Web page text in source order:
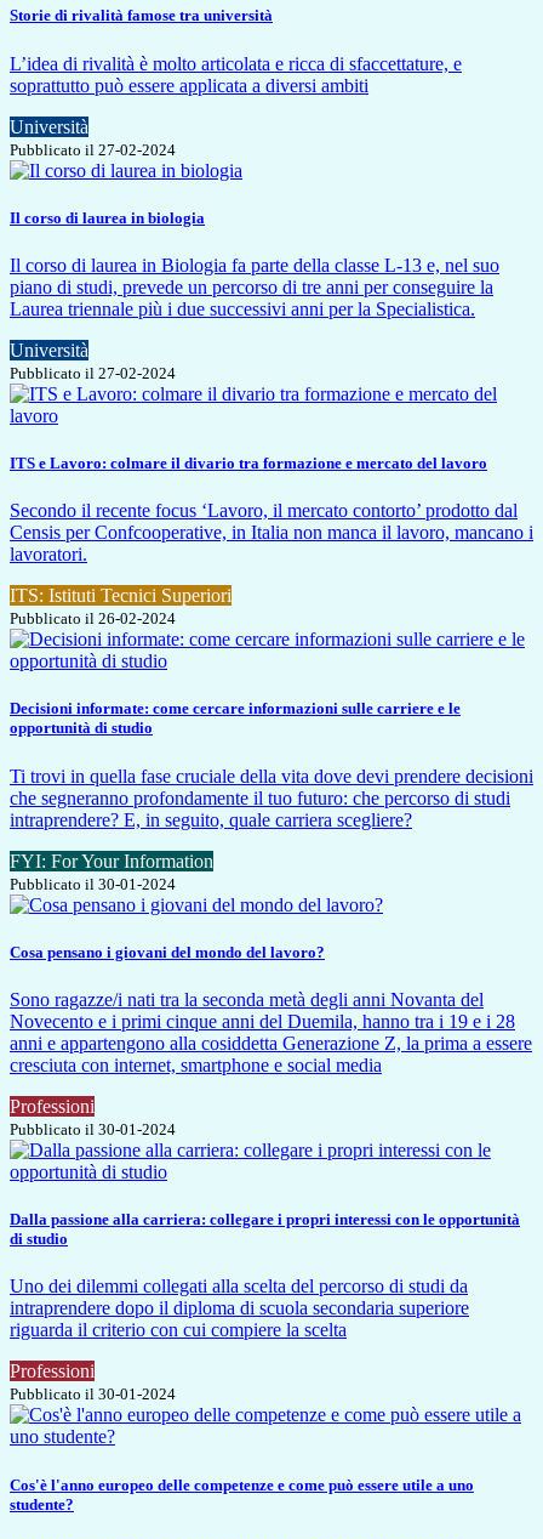
Storie di rivalità famose tra università
L’idea di rivalità è molto articolata e ricca di sfaccettature, e
soprattutto può essere applicata a diversi ambiti
Università
Pubblicato il 27-02-2024
Il corso di laurea in biologia
Il corso di laurea in Biologia fa parte della classe L-13 e, nel suo
piano di studi, prevede un percorso di tre anni per conseguire la
Laurea triennale più i due successivi anni per la Specialistica.
Università
Pubblicato il 27-02-2024
ITS e Lavoro: colmare il divario tra formazione e mercato del lavoro
Secondo il recente focus ‘Lavoro, il mercato contorto’ prodotto dal
Censis per Confcooperative, in Italia non manca il lavoro, mancano i
lavoratori.
ITS: Istituti Tecnici Superiori
Pubblicato il 26-02-2024
Decisioni informate: come cercare informazioni sulle carriere e le
opportunità di studio
Ti trovi in quella fase cruciale della vita dove devi prendere decisioni
che segneranno profondamente il tuo futuro: che percorso di studi
intraprendere? E, in seguito, quale carriera scegliere?
FYI: For Your Information
Pubblicato il 30-01-2024
Cosa pensano i giovani del mondo del lavoro?
Sono ragazze/i nati tra la seconda metà degli anni Novanta del
Novecento e i primi cinque anni del Duemila, hanno tra i 19 e i 28
anni e appartengono alla cosiddetta Generazione Z, la prima a essere
cresciuta con internet, smartphone e social media
Professioni
Pubblicato il 30-01-2024
Dalla passione alla carriera: collegare i propri interessi con le opportunità
di studio
Uno dei dilemmi collegati alla scelta del percorso di studi da
intraprendere dopo il diploma di scuola secondaria superiore
riguarda il criterio con cui compiere la scelta
Professioni
Pubblicato il 30-01-2024
Cos'è l'anno europeo delle competenze e come può essere utile a uno
studente?